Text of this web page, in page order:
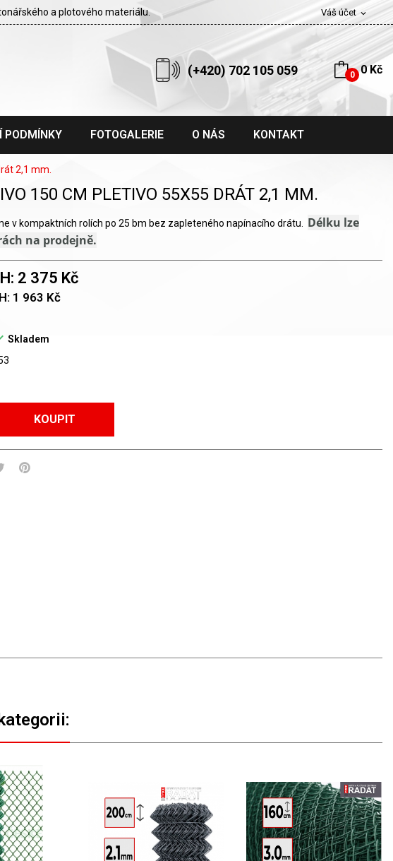
Váš účet expand_more
a plotového materiálu.
0 0 Kč
(+420) 702 105 059
PODMÍNKY FOTOGALERIE O NÁS KONTAKT
2,1 mm.
150 CM PLETIVO 55X55 DRÁT 2,1 MM.
v kompaktních rolích po 25 bm bez zapleteného napínacího drátu. Délku lze
na prodejně.
2 375 Kč
1 963 Kč
Skladem
KOUPIT